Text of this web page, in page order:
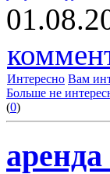
Интересно Вам
Больше не
(0)